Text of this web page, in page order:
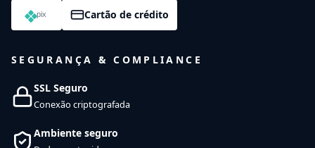
Cartão de crédito
SEGURANÇA & COMPLIANCE
SSL Seguro
Conexão criptografada
Ambiente seguro